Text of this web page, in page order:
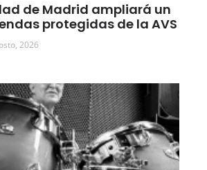
de Madrid ampliará un
protegidas de la AVS
2026